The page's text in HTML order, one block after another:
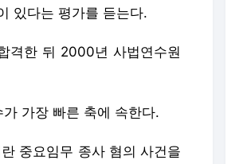
있다는 평가를 듣는다.
격한 뒤 2000년 사법연수원
가장 빠른 축에 속한다.
중요임무 종사 혐의 사건을